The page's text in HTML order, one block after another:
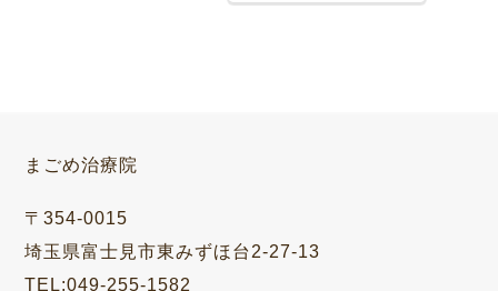
まごめ治療院
〒354-0015
埼玉県富士見市東みずほ台2-27-13
TEL:049-255-1582